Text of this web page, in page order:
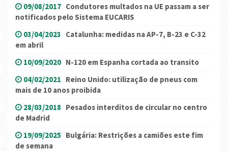
09/08/2017 Condutores multados na UE passam a ser
notificados pelo Sistema EUCARIS
03/04/2023 Catalunha: medidas na AP-7, B-23 e C-32
em abril
10/09/2020 N-120 em Espanha cortada ao transito
04/02/2021 Reino Unido: utilização de pneus com
mais de 10 anos proibida
28/03/2018 Pesados interditos de circular no centro
de Madrid
19/09/2025 Bulgária: Restrições a camiões este fim
de semana